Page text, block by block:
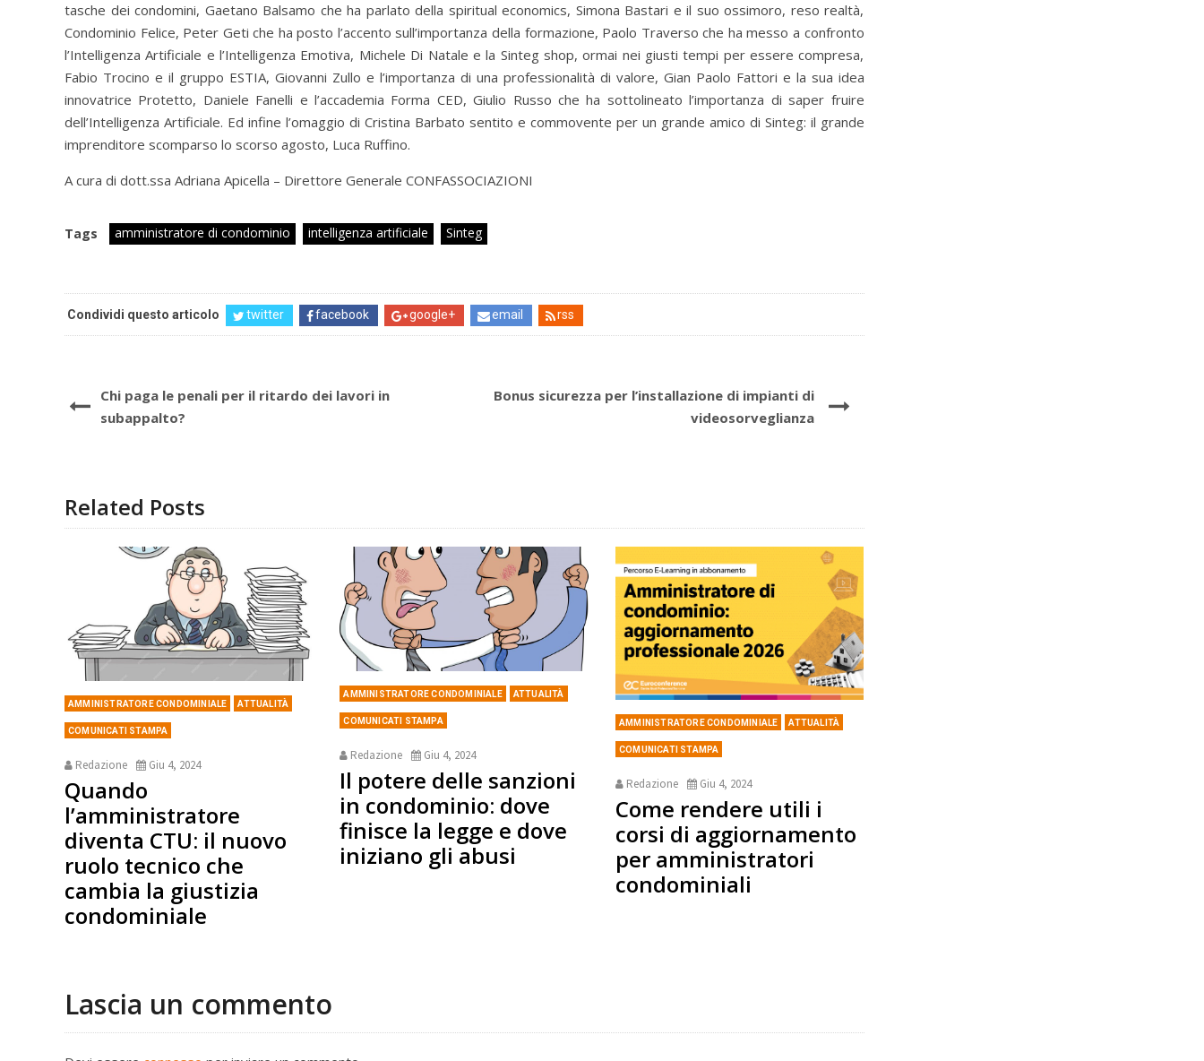
tasche dei condomini, Gaetano Balsamo che ha parlato della spiritual economics, Simona Bastari e il suo ossimoro, reso realtà,
Condominio Felice, Peter Geti che ha posto l’accento sull’importanza della formazione, Paolo Traverso che ha messo a confronto
l’Intelligenza Artificiale e l’Intelligenza Emotiva, Michele Di Natale e la Sinteg shop, ormai nei giusti tempi per essere compresa,
Fabio Trocino e il gruppo ESTIA, Giovanni Zullo e l’importanza di una professionalità di valore, Gian Paolo Fattori e la sua idea
innovatrice Protetto, Daniele Fanelli e l’accademia Forma CED, Giulio Russo che ha sottolineato l’importanza di saper fruire
dell’Intelligenza Artificiale. Ed infine l’omaggio di Cristina Barbato sentito e commovente per un grande amico di Sinteg: il grande
imprenditore scomparso lo scorso agosto, Luca Ruffino.
A cura di dott.ssa Adriana Apicella – Direttore Generale CONFASSOCIAZIONI
Tags amministratore di condominio intelligenza artificiale Sinteg
Condividi questo articolo twitter facebook google+ email rss
Chi paga le penali per il ritardo dei lavori in
subappalto?
Bonus sicurezza per l’installazione di impianti di
videosorveglianza
Related Posts
AMMINISTRATORE CONDOMINIALE ATTUALITÀ
COMUNICATI STAMPA
Redazione Giu 4, 2024
Quando
l’amministratore
diventa CTU: il nuovo
ruolo tecnico che
cambia la giustizia
condominiale
AMMINISTRATORE CONDOMINIALE ATTUALITÀ
COMUNICATI STAMPA
Redazione Giu 4, 2024
Il potere delle sanzioni
in condominio: dove
finisce la legge e dove
iniziano gli abusi
AMMINISTRATORE CONDOMINIALE ATTUALITÀ
COMUNICATI STAMPA
Redazione Giu 4, 2024
Come rendere utili i
corsi di aggiornamento
per amministratori
condominiali
Lascia un commento